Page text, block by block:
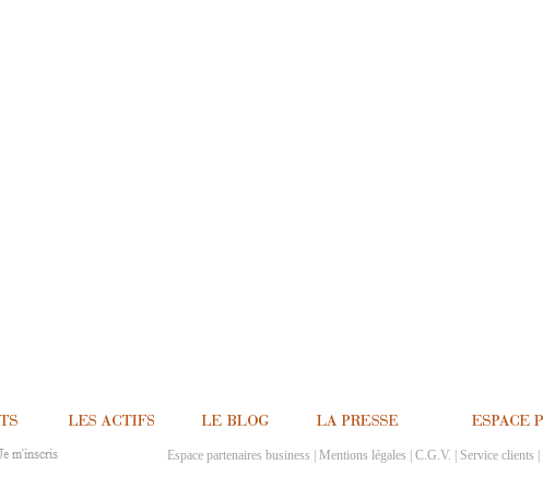
Espace partenaires business | Mentions légales | C.G.V. | Service clients |